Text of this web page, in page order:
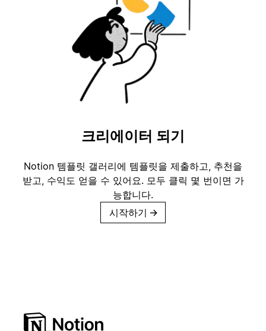
크리에이터 되기
Notion 템플릿 갤러리에 템플릿을 제출하고, 추천을
받고, 수익도 얻을 수 있어요. 모두 클릭 몇 번이면 가
능합니다.
시작하기 →